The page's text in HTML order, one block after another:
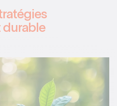
durable